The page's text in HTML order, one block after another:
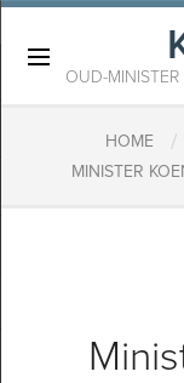
OUD-
HOME /
MINISTER